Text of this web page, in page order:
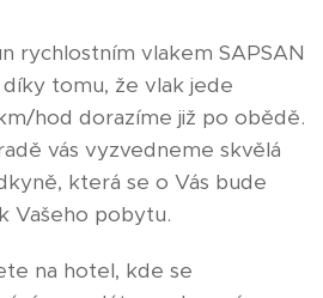
rychlostním vlakem SAPSAN
tomu, že vlak jede
hod dorazíme již po obědě.
vás vyzvedneme skvělá
která se o Vás bude
Vašeho pobytu.
na hotel, kde se